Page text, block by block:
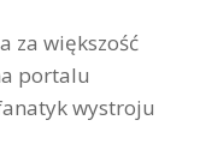
za większość
portalu
wystroju